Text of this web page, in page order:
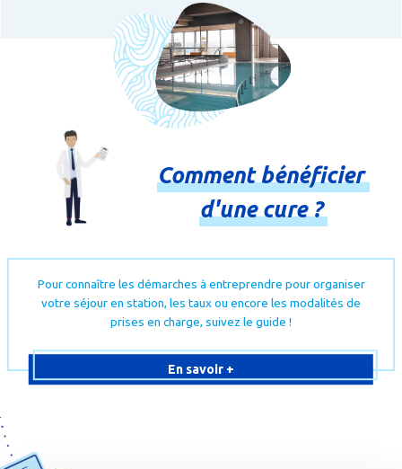
Comment bénéficier
d'une cure ?
Pour connaître les démarches à entreprendre pour organiser
votre séjour en station, les taux ou encore les modalités de
prises en charge, suivez le guide !
En savoir +